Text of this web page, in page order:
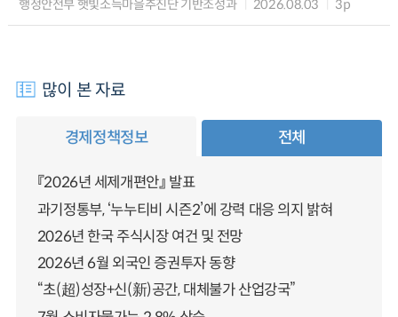
행정안전부 햇빛소득마을추진단 기반조성과 2026.08.03 3p
많이 본 자료
경제정책정보 전체
『2026년 세제개편안』 발표
과기정통부, ‘누누티비 시즌2’에 강력 대응 의지 밝혀
2026년 한국 주식시장 여건 및 전망
2026년 6월 외국인 증권투자 동향
“초(超)성장+신(新)공간, 대체불가 산업강국”